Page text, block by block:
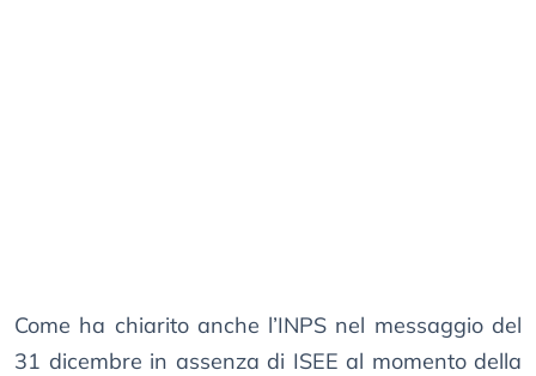
Come ha chiarito anche l’INPS nel messaggio del
31 dicembre in assenza di ISEE al momento della